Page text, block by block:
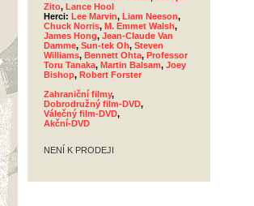
Zito, Lance Hool
Herci: Lee Marvin, Liam Neeson,
Chuck Norris, M. Emmet Walsh,
James Hong, Jean-Claude Van
Damme, Sun-tek Oh, Steven
Williams, Bennett Ohta, Professor
Toru Tanaka, Martin Balsam, Joey
Bishop, Robert Forster
Zahraniční filmy,
Dobrodružný film-DVD,
Válečný film-DVD,
Akční-DVD
NENÍ K PRODEJI